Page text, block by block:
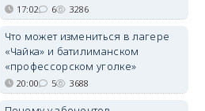
17:02 6 3286
Что может измениться в лагере
«Чайка» и батилиманском
«профессорском уголке»
20:00 5 3688